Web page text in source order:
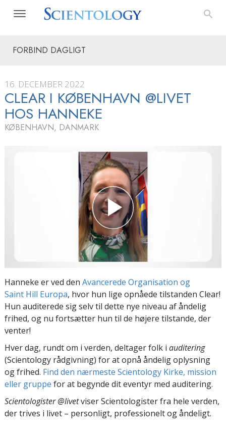
FORBIND DAGLIGT
16. DECEMBER 2022
CLEAR I KØBENHAVN @LIVET
HOS HANNEKE
KØBENHAVN, DANMARK
Hanneke er ved den Avancerede Organisation og
Saint Hill Europa, hvor hun lige opnåede tilstanden Clear!
Hun auditerede sig selv til dette nye niveau af åndelig
frihed, og nu fortsætter hun til de højere tilstande, der
venter!
Hver dag, rundt om i verden, deltager folk i auditering
(Scientology rådgivning) for at opnå åndelig oplysning
og frihed. Find den nærmeste Scientology Kirke, mission
eller gruppe for at begynde dit eventyr med auditering.
Scientologister @livetviser Scientologister fra hele verden,
der trives i livet – personligt, professionelt og åndeligt.